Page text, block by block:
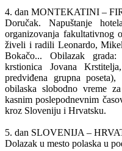
4. dan MONTEKATINI –
Doručak. Napuštanje
organizovanja fakultativnog
živeli i radili Leonardo,
Bokačo... Obilazak
krstionica Jovana
predviđena grupna
obilaska slobodno vreme
kasnim poslepodnevnim
kroz Sloveniju i Hrvatsku.
5. dan SLOVENIJA –
Dolazak u mesto polaska u